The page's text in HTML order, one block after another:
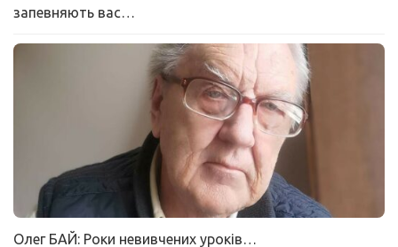
запевняють вас…
Олег БАЙ: Роки невивчених уроків…